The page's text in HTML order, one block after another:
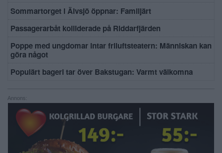
Sommartorget i Älvsjö öppnar: Familjärt
Passagerarbåt kolliderade på Riddarfjärden
Poppe med ungdomar intar friluftsteatern: Människan kan
göra något
Populärt bageri tar över Bakstugan: Varmt välkomna
Annons: